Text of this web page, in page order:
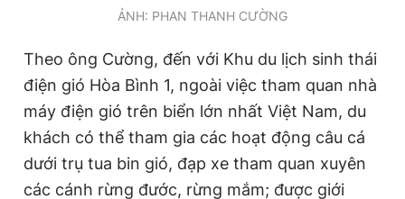
ẢNH: PHAN THANH CƯỜNG
Theo ông Cường, đến với Khu du lịch sinh thái
điện gió Hòa Bình 1, ngoài việc tham quan nhà
máy điện gió trên biển lớn nhất Việt Nam, du
khách có thể tham gia các hoạt động câu cá
dưới trụ tua bin gió, đạp xe tham quan xuyên
các cánh rừng đước, rừng mắm; được giới